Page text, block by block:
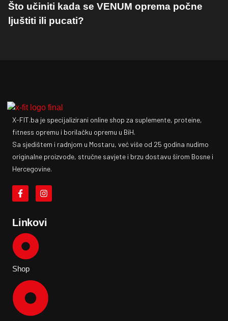
Što učiniti kada se VENUM oprema počne
ljuštiti ili pucati?
X-FIT.ba je specijalizirani online shop za suplemente, proteine,
fitness opremu i borilačku opremu u BiH.
Sa sjedištem i radnjom u Mostaru, već više od 25 godina nudimo
originalne proizvode, stručne savjete i brzu dostavu širom Bosne i
Hercegovine.
Linkovi
Shop